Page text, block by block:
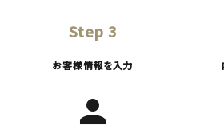
Step 3
お客様情報を入力
person